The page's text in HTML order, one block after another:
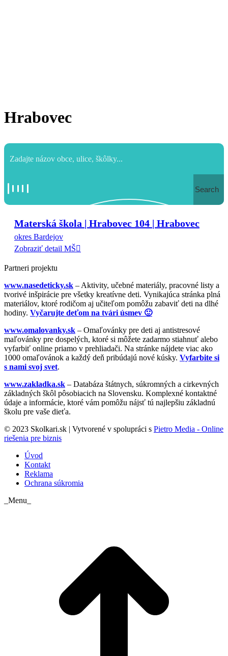
Hrabovec
Search
Materská škola | Hrabovec 104 | Hrabovec
okres Bardejov
Zobraziť detail MŠ
Partneri projektu
www.nasedeticky.sk – Aktivity, učebné materiály, pracovné listy a
tvorivé inšpirácie pre všetky kreatívne deti. Vynikajúca stránka plná
materiálov, ktoré rodičom aj učiteľom pomôžu zabaviť deti na dlhé
hodiny. Vyčarujte deťom na tvári úsmev 🙂
www.omalovanky.sk – Omaľovánky pre deti aj antistresové
maľovánky pre dospelých, ktoré si môžete zadarmo stiahnuť alebo
vyfarbiť online priamo v prehliadači. Na stránke nájdete viac ako
1000 omaľovánok a každý deň pribúdajú nové kúsky. Vyfarbite si
s nami svoj svet.
www.zakladka.sk – Databáza štátnych, súkromných a cirkevných
základných škôl pôsobiacich na Slovensku. Komplexné kontaktné
údaje a informácie, ktoré vám pomôžu nájsť tú najlepšiu základnú
školu pre vaše dieťa.
© 2023 Skolkari.sk | Vytvorené v spolupráci s Pietro Media - Online
riešenia pre biznis
Úvod
Kontakt
Reklama
Ochrana súkromia
_Menu_